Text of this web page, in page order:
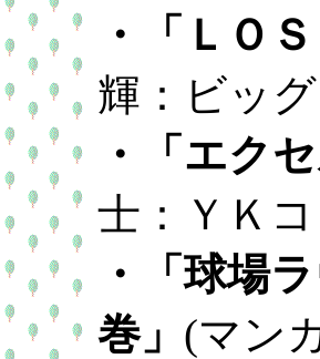
・「ＬＯ
輝：ビッ
・「エク
士：ＹＫ
・「球場
巻」 (マン